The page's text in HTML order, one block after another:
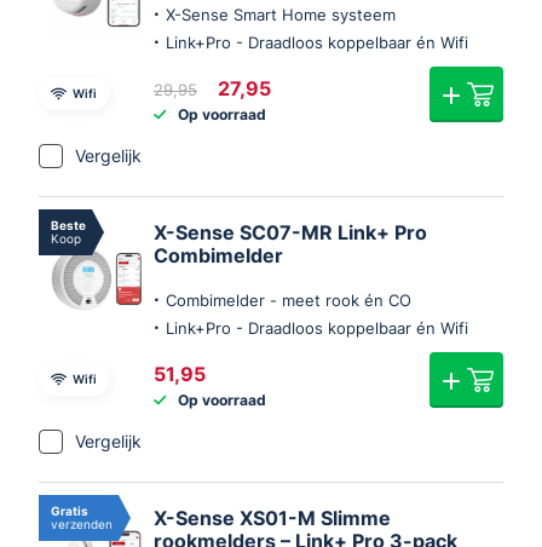
Wifi
X-Sense Smart Home systeem
Link+Pro - Draadloos koppelbaar én Wifi
29,95
Oorspronkelijke
prijs
was:
27,95
Op voorraad
Vergelijk
Wifi
Beste
Koop
X-Sense SC07-MR Link+ Pro
Combimelder
Combimelder - meet rook én CO
Link+Pro - Draadloos koppelbaar én Wifi
51,95
Op voorraad
Vergelijk
Gratis
verzenden
X-Sense XS01-M Slimme
rookmelders – Link+ Pro 3-pack